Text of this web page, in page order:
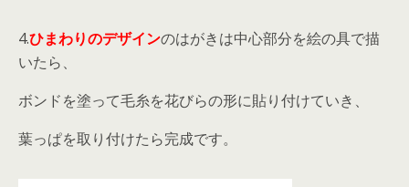
4.ひまわりのデザインのはがきは中心部分を絵の具で描
いたら、
ボンドを塗って毛糸を花びらの形に貼り付けていき、
葉っぱを取り付けたら完成です。